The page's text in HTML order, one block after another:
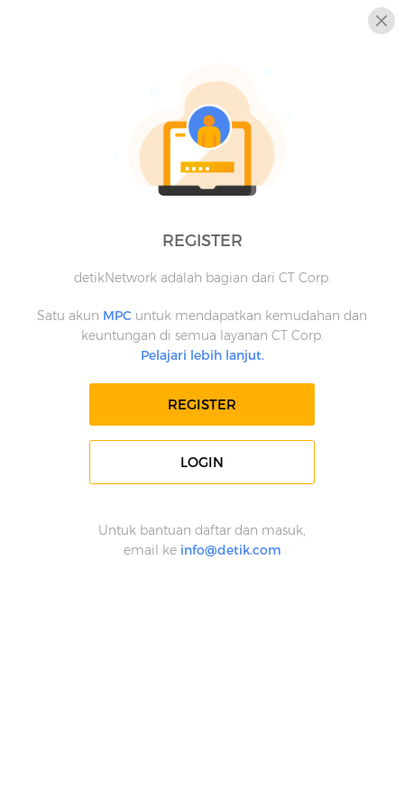
REGISTER
detikNetwork adalah bagian dari CT Corp.
Satu akun MPC untuk mendapatkan kemudahan dan
keuntungan di semua layanan CT Corp.
Pelajari lebih lanjut.
REGISTER
LOGIN
Untuk bantuan daftar dan masuk,
email ke info@detik.com